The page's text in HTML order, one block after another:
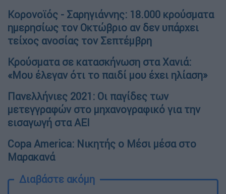
Κορονοϊός - Σαρηγιάννης: 18.000 κρούσματα
ημερησίως τον Οκτώβριο αν δεν υπάρχει
τείχος ανοσίας τον Σεπτέμβρη
Κρούσματα σε κατασκήνωση στα Χανιά:
«Μου έλεγαν ότι το παιδί μου έχει ηλίαση»
Πανελλήνιες 2021: Οι παγίδες των
μετεγγραφών στο μηχανογραφικό για την
εισαγωγή στα ΑΕΙ
Copa America: Νικητής ο Μέσι μέσα στο
Μαρακανά
Διαβάστε ακόμη